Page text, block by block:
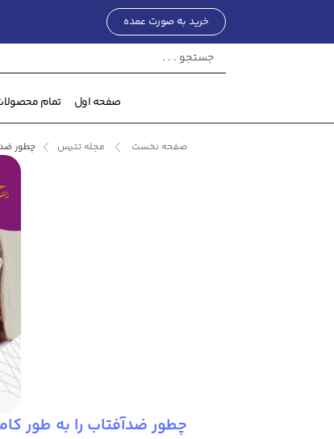
خرید به صورت عمده
صفحه اول تمام
صفحه نخست مجله تتیس چطور
چطور ضدآفتاب را به طور